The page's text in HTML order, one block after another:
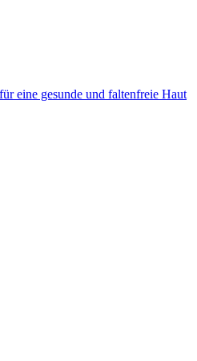
eine gesunde und faltenfreie Haut